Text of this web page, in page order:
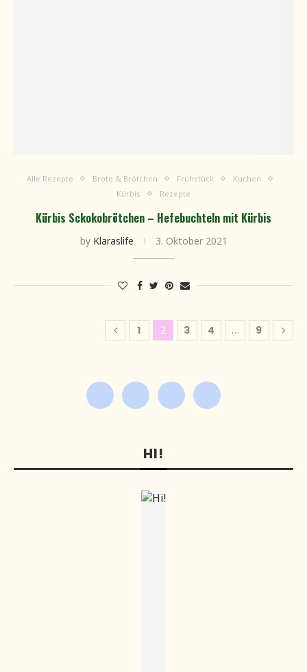
Alle Rezepte Brote & Brötchen Frühstück
Kuchen
Kürbis
Rezepte
Kürbis Sckokobrötchen – Hefebuchteln mit Kürbis
by Klaraslife 3. Oktober 2021
1 2 3 4 … 9
HI!